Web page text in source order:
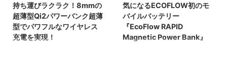
持ち運びラクラク！8mmの
超薄型Qi2パワーバンク超薄
型でパワフルなワイヤレス
充電を実現！
気になるECOFLOW初のモ
バイルバッテリー
『EcoFlow RAPID
Magnetic Power Bank』